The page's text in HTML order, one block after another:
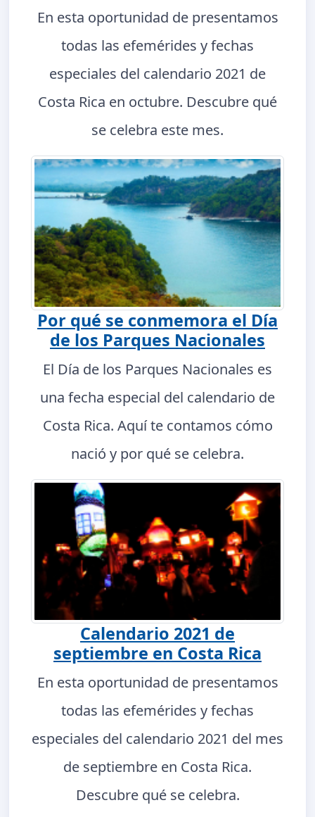
En esta oportunidad de presentamos
todas las efemérides y fechas
especiales del calendario 2021 de
Costa Rica en octubre. Descubre qué
se celebra este mes.
Por qué se conmemora el Día
de los Parques Nacionales
El Día de los Parques Nacionales es
una fecha especial del calendario de
Costa Rica. Aquí te contamos cómo
nació y por qué se celebra.
Calendario 2021 de
septiembre en Costa Rica
En esta oportunidad de presentamos
todas las efemérides y fechas
especiales del calendario 2021 del mes
de septiembre en Costa Rica.
Descubre qué se celebra.